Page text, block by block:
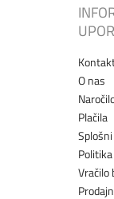
O nas
Plačila
Vračilo